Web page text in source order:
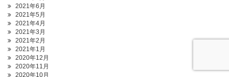
2021年6月
2021年5月
2021年4月
2021年3月
2021年2月
2021年1月
2020年12月
2020年11月
2020年10月